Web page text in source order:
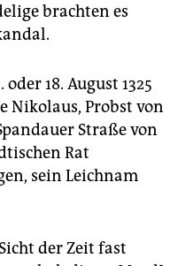
brachten es
18. August 1325
Nikolaus, Probst von
Straße von
Rat
sein Leichnam
der Zeit fast